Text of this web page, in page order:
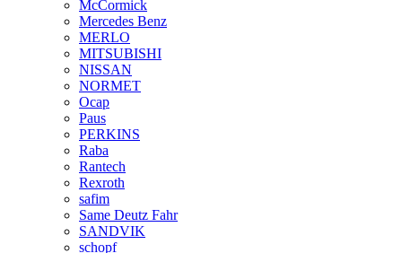
McCormick
Mercedes Benz
MERLO
MITSUBISHI
NISSAN
NORMET
Ocap
Paus
PERKINS
Raba
Rantech
Rexroth
safim
Same Deutz Fahr
SANDVIK
schopf